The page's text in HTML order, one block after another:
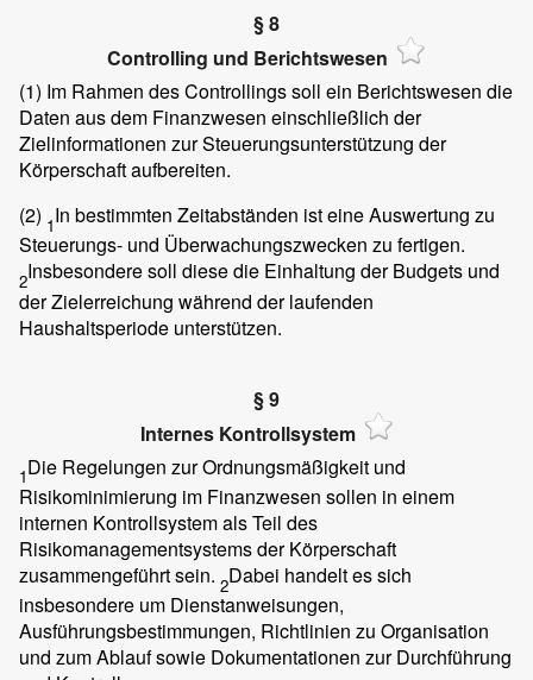
§ 8
Controlling und Berichtswesen
(1) Im Rahmen des Controllings soll ein Berichtswesen die
Daten aus dem Finanzwesen einschließlich der
Zielinformationen zur Steuerungsunterstützung der
Körperschaft aufbereiten.
(2) 1In bestimmten Zeitabständen ist eine Auswertung zu
Steuerungs- und Überwachungszwecken zu fertigen.
2Insbesondere soll diese die Einhaltung der Budgets und
der Zielerreichung während der laufenden
Haushaltsperiode unterstützen.
§ 9
Internes Kontrollsystem
1Die Regelungen zur Ordnungsmäßigkeit und
Risikominimierung im Finanzwesen sollen in einem
internen Kontrollsystem als Teil des
Risikomanagementsystems der Körperschaft
zusammengeführt sein. 2Dabei handelt es sich
insbesondere um Dienstanweisungen,
Ausführungsbestimmungen, Richtlinien zu Organisation
und zum Ablauf sowie Dokumentationen zur Durchführung